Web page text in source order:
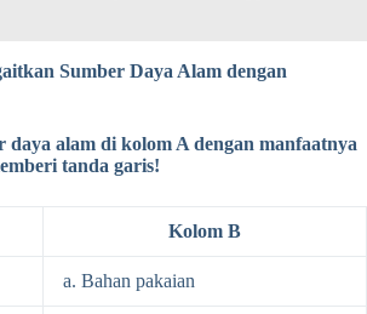
Sumber Daya Alam dengan
daya alam di kolom A dengan manfaatnya
tanda garis!
Kolom B
a. Bahan pakaian